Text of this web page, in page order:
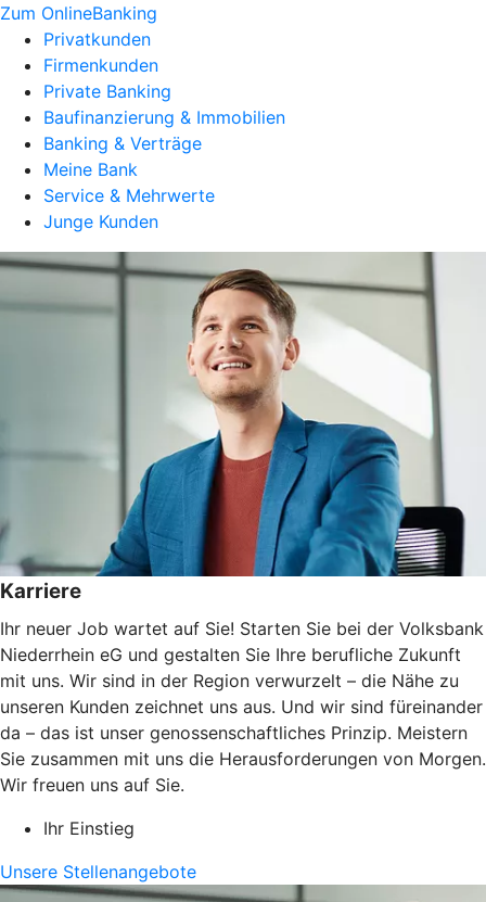
Zum OnlineBanking
Privatkunden
Firmenkunden
Private Banking
Baufinanzierung & Immobilien
Banking & Verträge
Meine Bank
Service & Mehrwerte
Junge Kunden
Karriere
Ihr neuer Job wartet auf Sie! Starten Sie bei der Volksbank
Niederrhein eG und gestalten Sie Ihre berufliche Zukunft
mit uns. Wir sind in der Region verwurzelt – die Nähe zu
unseren Kunden zeichnet uns aus. Und wir sind füreinander
da – das ist unser genossenschaftliches Prinzip. Meistern
Sie zusammen mit uns die Herausforderungen von Morgen.
Wir freuen uns auf Sie.
Ihr Einstieg
Unsere Stellenangebote